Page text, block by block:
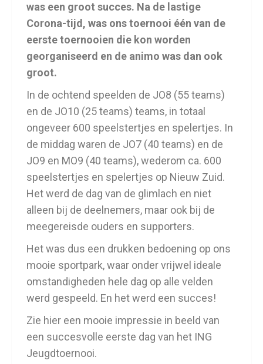
was een groot succes. Na de lastige
Corona-tijd, was ons toernooi één van de
eerste toernooien die kon worden
georganiseerd en de animo was dan ook
groot.
In de ochtend speelden de JO8 (55 teams)
en de JO10 (25 teams) teams, in totaal
ongeveer 600 speelstertjes en spelertjes. In
de middag waren de JO7 (40 teams) en de
JO9 en MO9 (40 teams), wederom ca. 600
speelstertjes en spelertjes op Nieuw Zuid.
Het werd de dag van de glimlach en niet
alleen bij de deelnemers, maar ook bij de
meegereisde ouders en supporters.
Het was dus een drukken bedoening op ons
mooie sportpark, waar onder vrijwel ideale
omstandigheden hele dag op alle velden
werd gespeeld. En het werd een succes!
Zie hier een mooie impressie in beeld van
een succesvolle eerste dag van het ING
Jeugdtoernooi.